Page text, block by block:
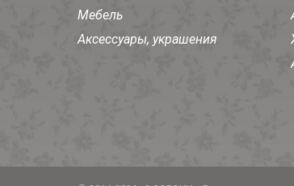
Мебель
Аксессуары, украшения